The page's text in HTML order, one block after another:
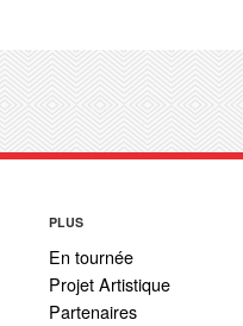
PLUS
En tournée
Projet Artistique
Partenaires